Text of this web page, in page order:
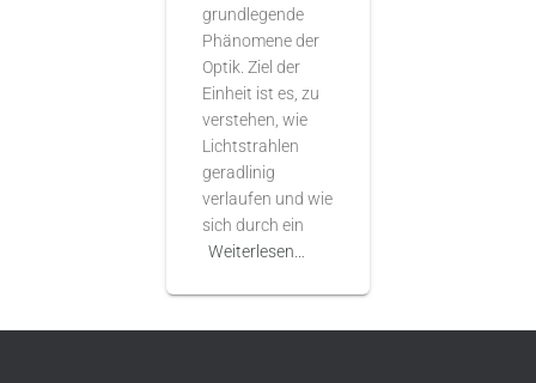
grundlegende
Phänomene der
Optik. Ziel der
Einheit ist es, zu
verstehen, wie
Lichtstrahlen
geradlinig
verlaufen und wie
sich durch ein
Weiterlesen…